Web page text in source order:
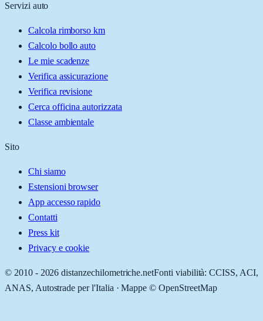
Servizi auto
Calcola rimborso km
Calcolo bollo auto
Le mie scadenze
Verifica assicurazione
Verifica revisione
Cerca officina autorizzata
Classe ambientale
Sito
Chi siamo
Estensioni browser
App accesso rapido
Contatti
Press kit
Privacy e cookie
© 2010 - 2026 distanzechilometriche.netFonti viabilità: CCISS, ACI,
ANAS, Autostrade per l'Italia · Mappe © OpenStreetMap